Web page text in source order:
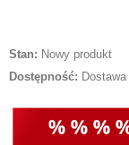
Stan: Nowy produkt
Dostępność: